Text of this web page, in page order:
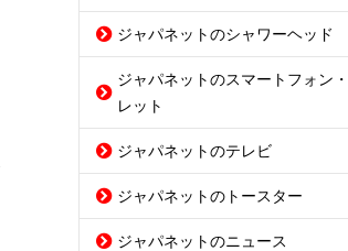
ジャパネットのシャワーヘッド
ジャパネットのスマートフォン
レット
ジャパネットのテレビ
ジャパネットのトースター
ジャパネットのニュース